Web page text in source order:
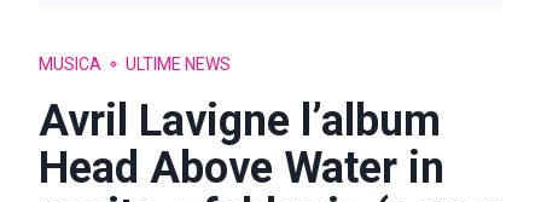
MUSICA ULTIME NEWS
Avril Lavigne l’album
Head Above Water in